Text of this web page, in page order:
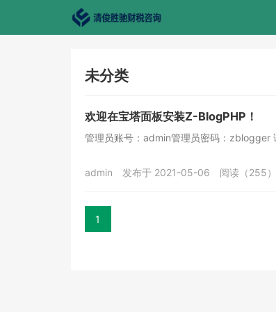
未分类
欢迎在宝塔面板安装Z-BlogPHP！
管理员账号：admin管理员密码：zblogger
admin 发布于 2021-05-06 阅读（255）
1